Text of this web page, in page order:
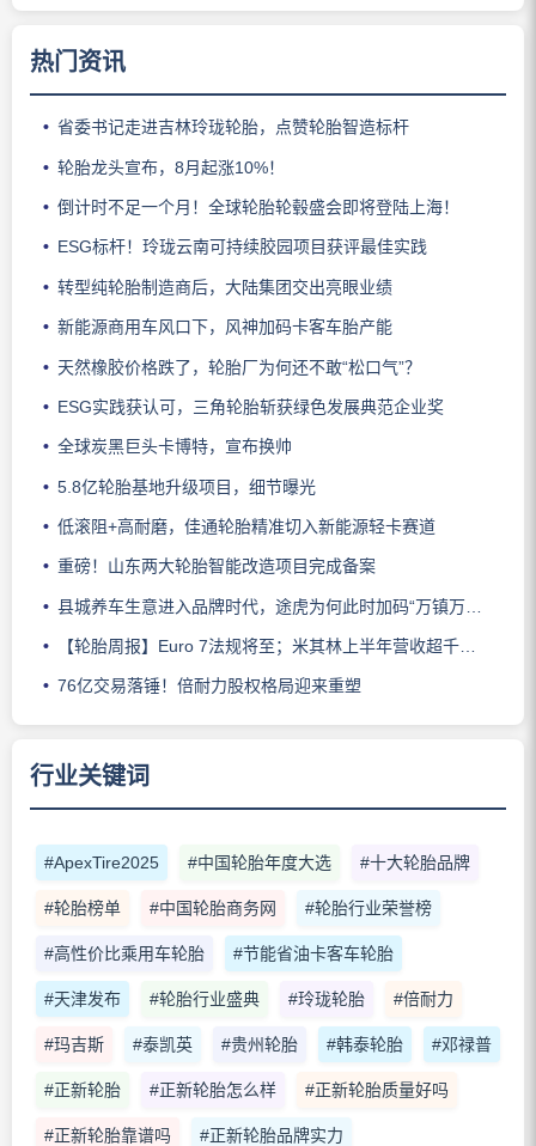
热门资讯
省委书记走进吉林玲珑轮胎，点赞轮胎智造标杆
轮胎龙头宣布，8月起涨10%！
倒计时不足一个月！全球轮胎轮毂盛会即将登陆上海！
ESG标杆！玲珑云南可持续胶园项目获评最佳实践
转型纯轮胎制造商后，大陆集团交出亮眼业绩
新能源商用车风口下，风神加码卡客车胎产能
天然橡胶价格跌了，轮胎厂为何还不敢“松口气”？
ESG实践获认可，三角轮胎斩获绿色发展典范企业奖
全球炭黑巨头卡博特，宣布换帅
5.8亿轮胎基地升级项目，细节曝光
低滚阻+高耐磨，佳通轮胎精准切入新能源轻卡赛道
重磅！山东两大轮胎智能改造项目完成备案
县城养车生意进入品牌时代，途虎为何此时加码“万镇万店”？
【轮胎周报】Euro 7法规将至；米其林上半年营收超千亿；倍耐力上半年盈利稳增；龙星炭黑斩获欧洲近万吨订单
76亿交易落锤！倍耐力股权格局迎来重塑
行业关键词
#ApexTire2025 #中国轮胎年度大选 #十大轮胎品牌
#轮胎榜单 #中国轮胎商务网 #轮胎行业荣誉榜
#高性价比乘用车轮胎 #节能省油卡客车轮胎
#天津发布 #轮胎行业盛典 #玲珑轮胎 #倍耐力
#玛吉斯 #泰凯英 #贵州轮胎 #韩泰轮胎 #邓禄普
#正新轮胎 #正新轮胎怎么样 #正新轮胎质量好吗
#正新轮胎靠谱吗 #正新轮胎品牌实力